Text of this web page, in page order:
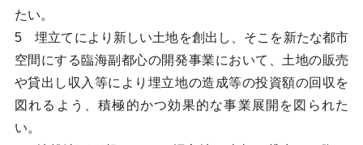
たい。
5 埋立てにより新しい土地を創出し、そこを新たな都市
空間にする臨海副都心の開発事業において、土地の販売
や貸出し収入等により埋立地の造成等の投資額の回収を
図れるよう、積極的かつ効果的な事業展開を図られた
い。